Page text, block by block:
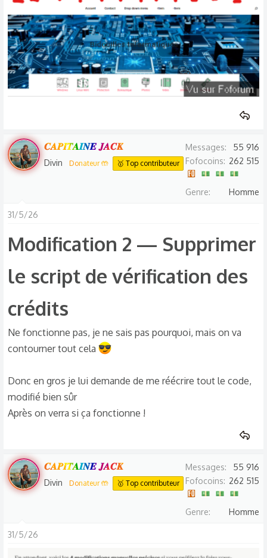
𝑪𝑨𝑷𝑰𝑻𝑨𝑰𝑵𝑬 𝑱𝑨𝑪𝑲
Divin Donateur 🤲 🥇 Top contributeur
Messages
55 916
Fofocoins
262 515
Genre Homme
31/5/26
Modification 2 — Supprimer
le script de vérification des
crédits
Ne fonctionne pas, je ne sais pas pourquoi, mais on va
contourner tout cela
Donc en gros je lui demande de me réécrire tout le code,
modifié bien sûr
Après on verra si ça fonctionne !
𝑪𝑨𝑷𝑰𝑻𝑨𝑰𝑵𝑬 𝑱𝑨𝑪𝑲
Divin Donateur 🤲 🥇 Top contributeur
Messages
55 916
Fofocoins
262 515
Genre Homme
31/5/26